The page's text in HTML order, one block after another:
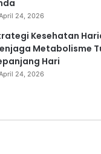
24, 2026
Kesehatan
Metabolisme
Hari
24, 2026